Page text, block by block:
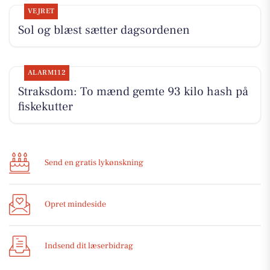
VEJRET
Sol og blæst sætter dagsordenen
ALARM112
Straksdom: To mænd gemte 93 kilo hash på
fiskekutter
Send en gratis lykønskning
Opret mindeside
Indsend dit læserbidrag